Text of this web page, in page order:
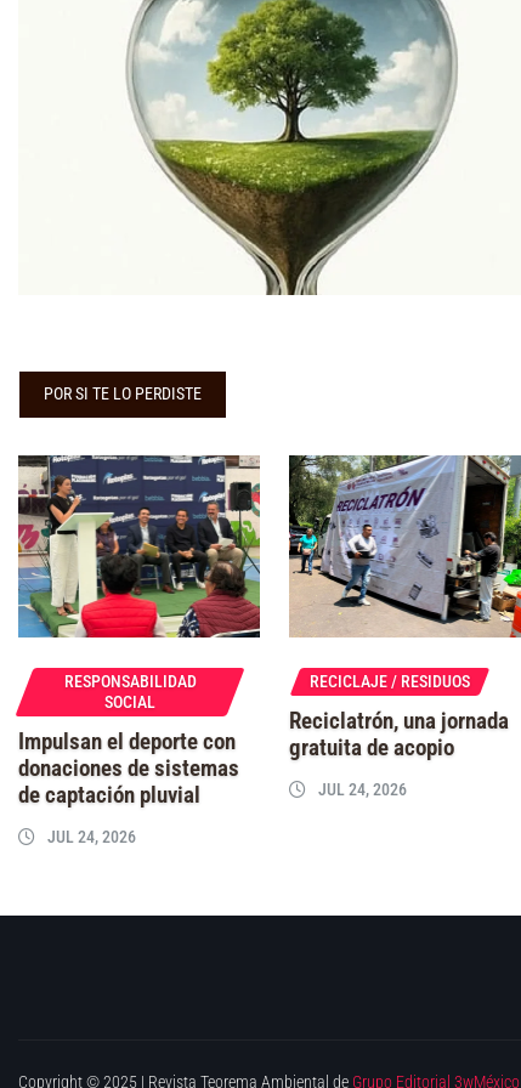
POR SI TE LO PERDISTE
RESPONSABILIDAD
SOCIAL
Impulsan el deporte con
donaciones de sistemas
de captación pluvial
JUL 24, 2026
RECICLAJE / RESIDUOS
Reciclatrón, una jornada
gratuita de acopio
JUL 24, 2026
Copyright © 2025 | Revista Teorema Ambiental de Grupo Editorial 3wMéxico